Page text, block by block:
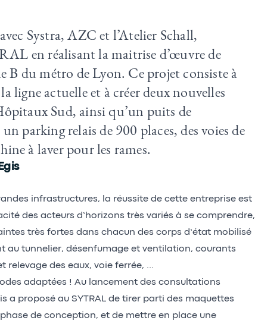
Systra, AZC et l’Atelier Schall,
en réalisant la maitrise d’œuvre de
B du métro de Lyon. Ce projet consiste à
ligne actuelle et à créer deux nouvelles
Sud, ainsi qu’un puits de
parking relais de 900 places, des voies de
à laver pour les rames.
infrastructures, la réussite de cette entreprise est
des acteurs d’horizons très variés à se comprendre,
très fortes dans chacun des corps d’état mobilisé
au tunnelier, désenfumage et ventilation, courants
relevage des eaux, voie ferrée, …
adaptées ! Au lancement des consultations
a proposé au SYTRAL de tirer parti des maquettes
de conception, et de mettre en place une